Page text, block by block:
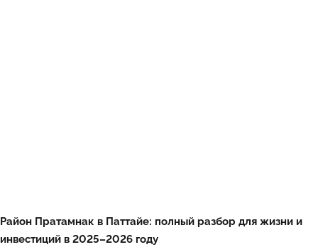
Район Пратамнак в Паттайе: полный разбор для жизни и
инвестиций в 2025–2026 году